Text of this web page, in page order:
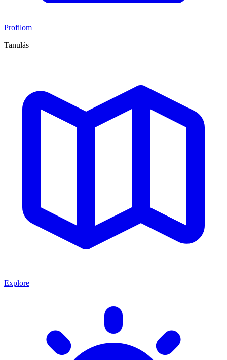
Profilom
Tanulás
Explore